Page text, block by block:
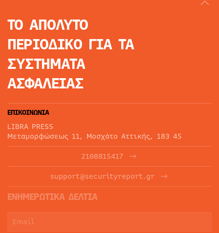
ΤΟ ΑΠΟΛΥΤΟ
ΠΕΡΙΟΔΙΚΟ ΓΙΑ ΤΑ
ΣΥΣΤΗΜΑΤΑ
ΑΣΦΑΛΕΙΑΣ
ΕΠΙΚΟΙΝΩΝΙΑ
LIBRA PRESS
Μεταμορφώσεως 11, Μοσχάτο Αττικής, 183 45
2108815417
support@securityreport.gr
ΕΝΗΜΕΡΩΤΙΚΑ ΔΕΛΤΙΑ